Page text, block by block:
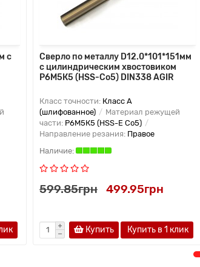
с
Сверло по металлу D12.0*101*151мм
с цилиндрическим хвостовиком
Р6М5К5 (HSS-Co5) DIN338 AGIR
Класс точности: Класс А
(шлифованное)
Материал режущей
части: Р6М5К5 (HSS-E Co5)
Направление резания: Правое
599.85грн 499.95грн
Купить Купить в 1 клик